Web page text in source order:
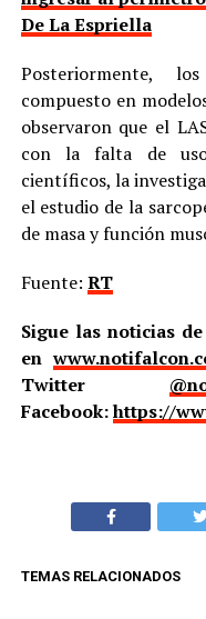
De La Espriella
Posteriormente,
compuesto en
observaron que el
con la falta de
científicos, la
el estudio de la
de masa y función
Fuente: RT
Sigue las noticias
en
Twitter
Facebook:https://
TEMAS RELACIONADOS